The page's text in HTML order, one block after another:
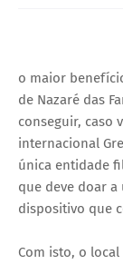
o maior
de Nazaré das
conseguir, caso
internacional
única entidade
que deve doar
dispositivo que
Com isto, o